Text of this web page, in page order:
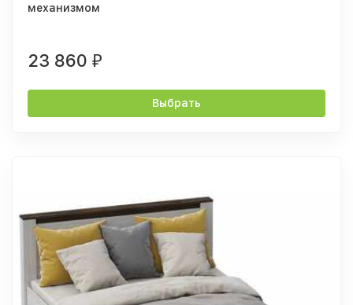
механизмом
23 860 ₽
Выбрать